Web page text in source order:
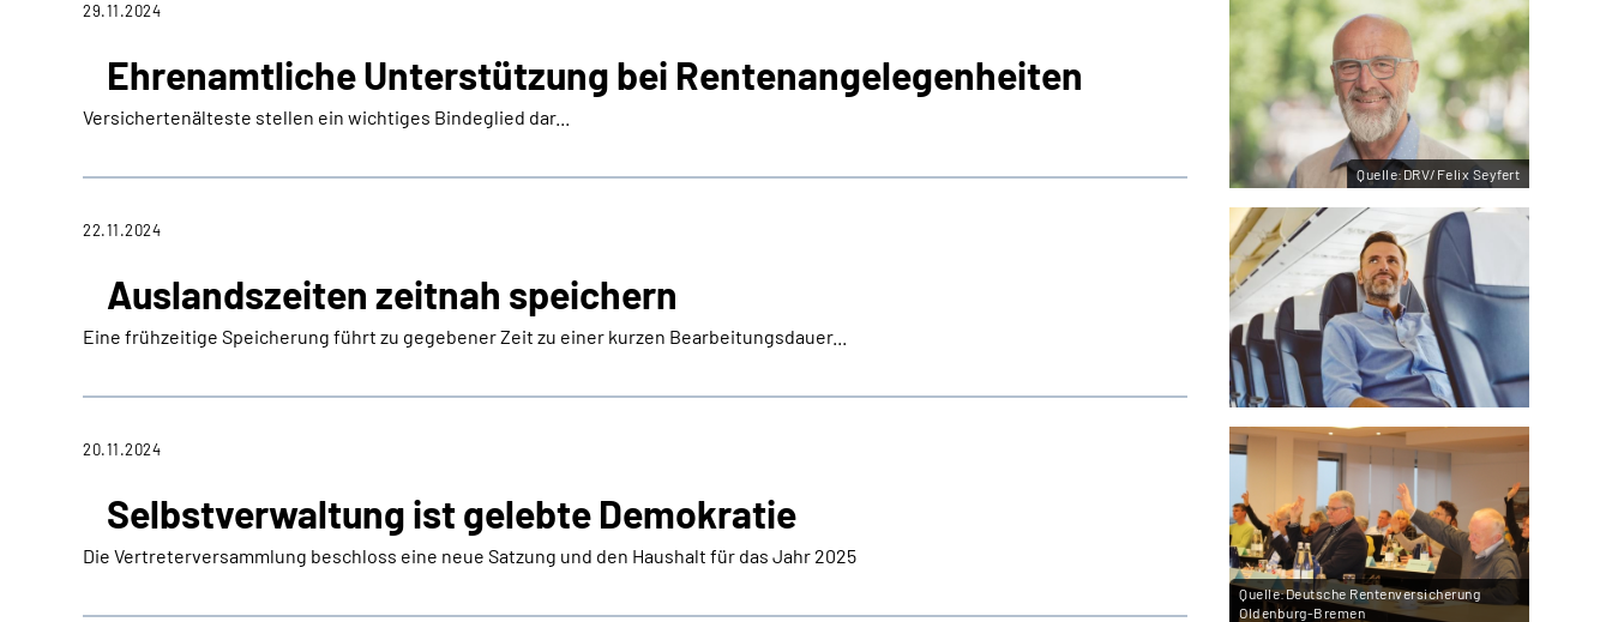
Ehrenamtliche Unterstützung bei Rentenangelegenheiten
29.11.2024
Versichertenälteste stellen ein wichtiges Bindeglied dar...
Quelle:DRV/Felix Seyfert
Auslandszeiten zeitnah speichern
22.11.2024
Eine frühzeitige Speicherung führt zu gegebener Zeit zu einer kurzen Bearbeitungsdauer...
Selbstverwaltung ist gelebte Demokratie
20.11.2024
Die Vertreterversammlung beschloss eine neue Satzung und den Haushalt für das Jahr 2025
Quelle:Deutsche Rentenversicherung
Oldenburg-Bremen